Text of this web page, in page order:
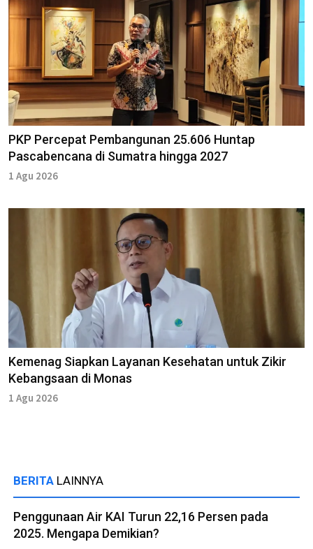
PKP Percepat Pembangunan 25.606 Huntap
Pascabencana di Sumatra hingga 2027
1 Agu 2026
Kemenag Siapkan Layanan Kesehatan untuk Zikir
Kebangsaan di Monas
1 Agu 2026
BERITA LAINNYA
Penggunaan Air KAI Turun 22,16 Persen pada
2025. Mengapa Demikian?